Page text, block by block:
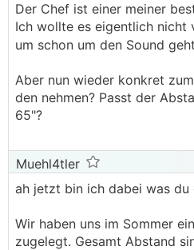
Der Chef ist einer meiner
Ich wollte es eigentlich nicht
um schon um den Sound
Aber nun wieder konkret
den nehmen? Passt der
65"?
Muehl4tler
ah jetzt bin ich dabei was du
Wir haben uns im Sommer
zugelegt. Gesamt Abstand